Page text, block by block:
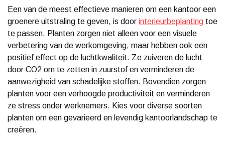
Een van de meest effectieve manieren om een kantoor een
groenere uitstraling te geven, is door interieurbeplanting toe
te passen. Planten zorgen niet alleen voor een visuele
verbetering van de werkomgeving, maar hebben ook een
positief effect op de luchtkwaliteit. Ze zuiveren de lucht
door CO2 om te zetten in zuurstof en verminderen de
aanwezigheid van schadelijke stoffen. Bovendien zorgen
planten voor een verhoogde productiviteit en verminderen
ze stress onder werknemers. Kies voor diverse soorten
planten om een gevarieerd en levendig kantoorlandschap te
creëren.